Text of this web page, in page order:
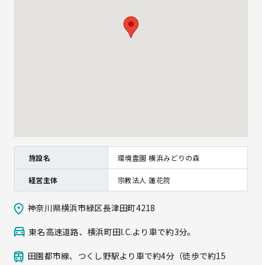
施設名 環境霊園 横浜みどりの森
経営主体 宗教法人 蓮花院
神奈川県横浜市緑区長津田町4218
東名高速道路、横浜町田I.C.より車で約3分。
田園都市線、つくし野駅より車で約4分（徒歩で約15